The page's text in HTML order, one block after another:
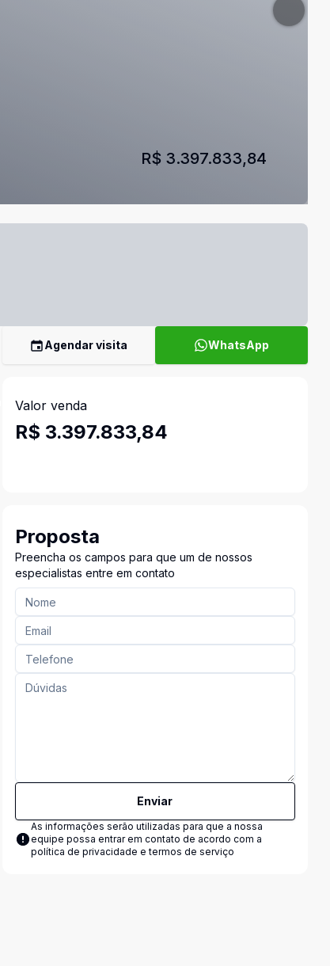
R$ 3.397.833,84
Agendar visita WhatsApp
Valor venda
R$ 3.397.833,84
Proposta
Preencha os campos para que um de nossos
especialistas entre em contato
Enviar
As informações serão utilizadas para que a nossa
equipe possa entrar em contato de acordo com a
política de privacidade e termos de serviço